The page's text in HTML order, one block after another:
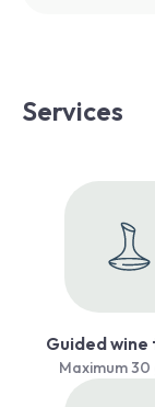
Services
Guided
Maximum 30